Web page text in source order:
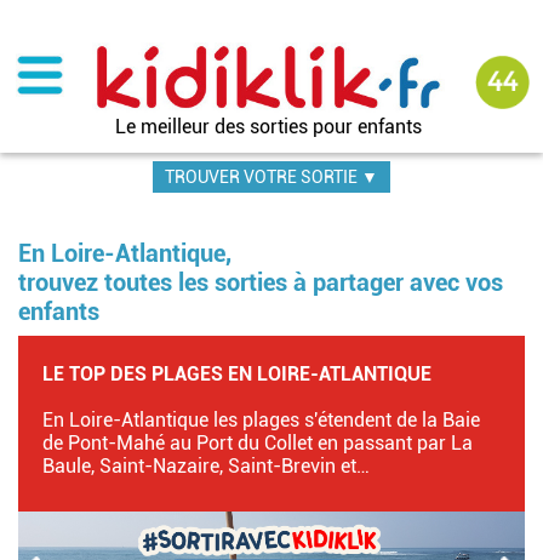
contenu
principal
Le meilleur des sorties pour enfants
TROUVER VOTRE SORTIE ▼
En Loire-Atlantique,
trouvez toutes les sorties à partager avec vos
enfants
LE TOP DES PLAGES EN LOIRE-ATLANTIQUE
En Loire-Atlantique les plages s'étendent de la Baie
de Pont-Mahé au Port du Collet en passant par La
Baule, Saint-Nazaire, Saint-Brevin et…